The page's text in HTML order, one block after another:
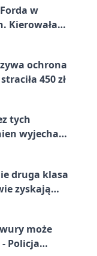
w
Kierowała
ochrona
450 zł
tych
wyjechać
druga klasa
zyskają
może
Policja